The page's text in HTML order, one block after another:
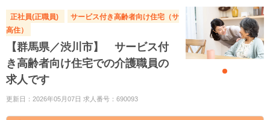
正社員(正職員)
サービス付き高齢者向け住宅（サ
高住）
【群馬県／渋川市】 サービス付
き高齢者向け住宅での介護職員の
求人です
更新日：2026年05月07日 求人番号：690093